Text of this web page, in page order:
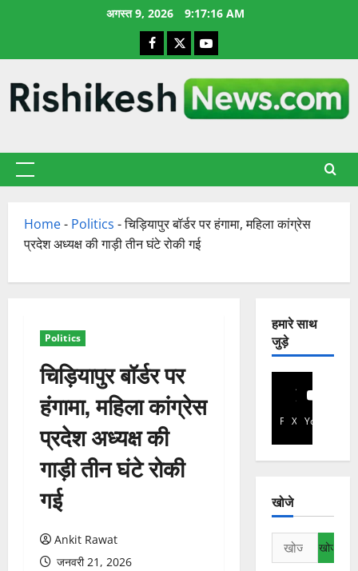
अगस्त 9, 2026 9:17:17 AM
Facebook
X YouTube
प्राथमिक
Home- Politics -चिड़ियापुर बॉर्डर पर हंगामा, महिला कांग्रेस
प्रदेश अध्यक्ष की गाड़ी तीन घंटे रोकी गई
Politics
चिड़ियापुर बॉर्डर पर
हंगामा, महिला कांग्रेस
प्रदेश अध्यक्ष की
गाड़ी तीन घंटे रोकी
गई
Ankit Rawat
जनवरी 21, 2026
हमारे साथ
जुड़े
Facebook
X YouTube
खोजे
निम्न
को